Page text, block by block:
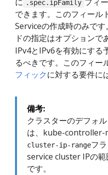
.spec.ipFamily
できます。このフィール
Serviceの作成時のみです。
ドの指定はオプションで
IPv4とIPv6を有効にする
るべきです。このフィー
フィックに対する要件に
備考:
クラスターのデフォ
は、kube-controller-
cluster-ip-rangeフ
service cluster IPの
です。